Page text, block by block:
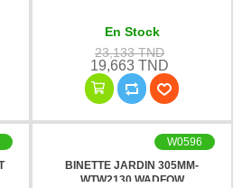
En Stock
23,133 TND
19,663 TND
BINETTE JARDIN 305MM-
WTW2130 WADFOW
W0596